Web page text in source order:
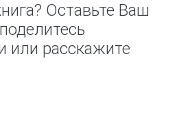
Оставьте Ваш
или расскажите